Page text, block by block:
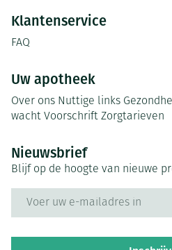
Klantenservice
FAQ
Uw apotheek
Over ons Nuttige links
wacht Voorschrift Zorgtarieven
Nieuwsbrief
Blijf op de hoogte van nieuwe